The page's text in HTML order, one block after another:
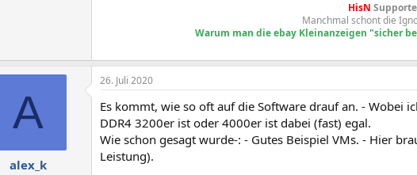
HisN
Manchmal schont die
Warum man die ebay Kleinanzeigen "sicher
A
alex_k
26. Juli 2020
Es kommt, wie so oft auf die Software drauf an. - Wobei
DDR4 3200er ist oder 4000er ist dabei (fast) egal.
Wie schon gesagt wurde-: - Gutes Beispiel VMs. - Hier
Leistung).